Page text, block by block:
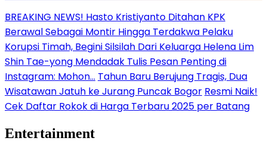
BREAKING NEWS! Hasto Kristiyanto Ditahan KPK
Berawal Sebagai Montir Hingga Terdakwa Pelaku
Korupsi Timah, Begini Silsilah Dari Keluarga Helena Lim
Shin Tae-yong Mendadak Tulis Pesan Penting di
Instagram: Mohon… Tahun Baru Berujung Tragis, Dua
Wisatawan Jatuh ke Jurang Puncak Bogor Resmi Naik!
Cek Daftar Rokok di Harga Terbaru 2025 per Batang
Entertainment